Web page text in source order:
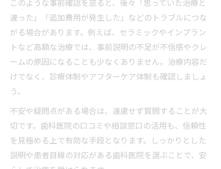
違った」「追加費用が発生した」などのトラブルにつな
がる場合があります。例えば、セラミックやインプラン
トなど高額な治療では、事前説明の不足が不信感やクレ
ームの原因になることも少なくありません。治療内容だ
けでなく、診療体制やアフターケア体制も確認しましょ
う。
不安や疑問点がある場合は、遠慮せず質問することが大
切です。歯科医院の口コミや相談窓口の活用も、信頼性
を見極める上で有効な手段となります。しっかりとした
説明や患者目線の対応がある歯科医院を選ぶことで、安